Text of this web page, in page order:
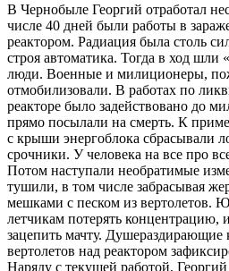
В Чернобыле Георгий отработал
числе 40 дней были работы в
реактором. Радиация была столь
строя автоматика. Тогда в ход
люди. Военные и милиционеры,
отмобилизовали. В работах по
реакторе было задействовано до
прямо посылали на смерть. К
с крыши энергоблока сбрасывали
срочники. У человека на все про
Потом наступали необратимые
тушили, в том числе забрасывая
мешками с песком из вертолетов.
летчикам потерять концентрацию,
зацепить мачту. Душераздирающие
вертолетов над реактором
Наряду с текущей работой,